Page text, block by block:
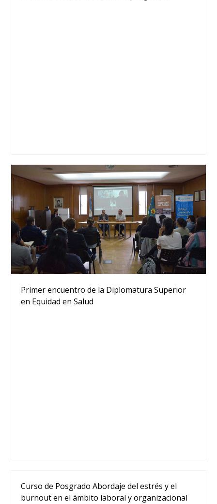
Primer encuentro de la Diplomatura Superior
en Equidad en Salud
Curso de Posgrado Abordaje del estrés y el
burnout en el ámbito laboral y organizacional